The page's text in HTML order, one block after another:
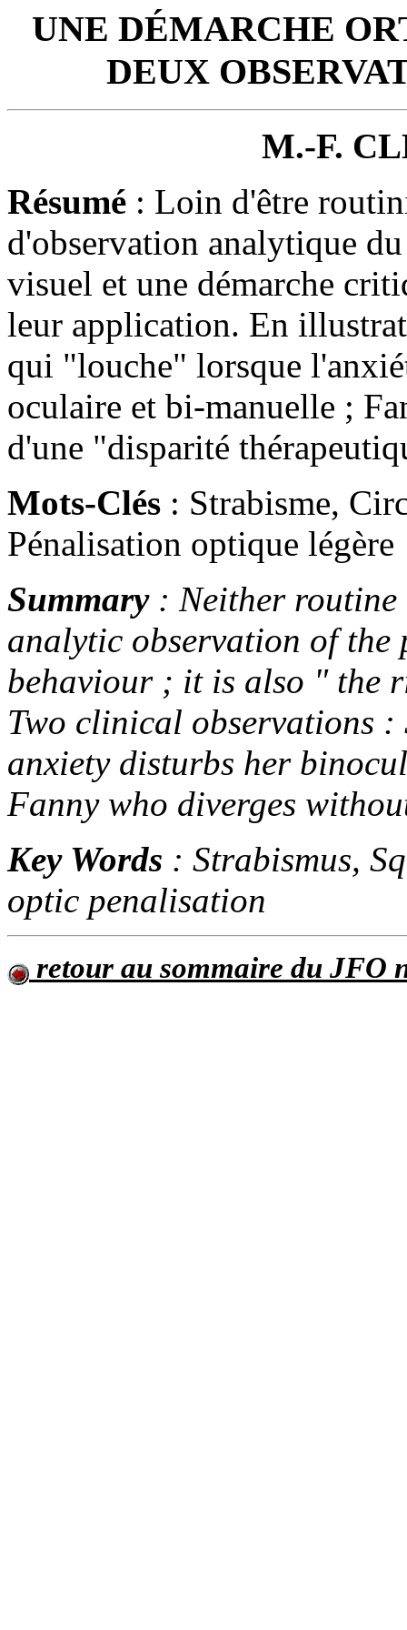
UNE DÉMARCHE
DEUX
M.-F.
Résumé : Loin d'être
d'observation analytique
visuel et une démarche
leur application. En
qui "louche" lorsque
oculaire et bi-manuelle ;
d'une "disparité
Mots-Clés : Strabisme,
Pénalisation optique légère
Summary : Neither
analytic observation of
behaviour ; it is also " the
Two clinical observations
anxiety disturbs her
Fanny who diverges
Key Words : Strabismus,
optic penalisation
retour au sommaire du JFO